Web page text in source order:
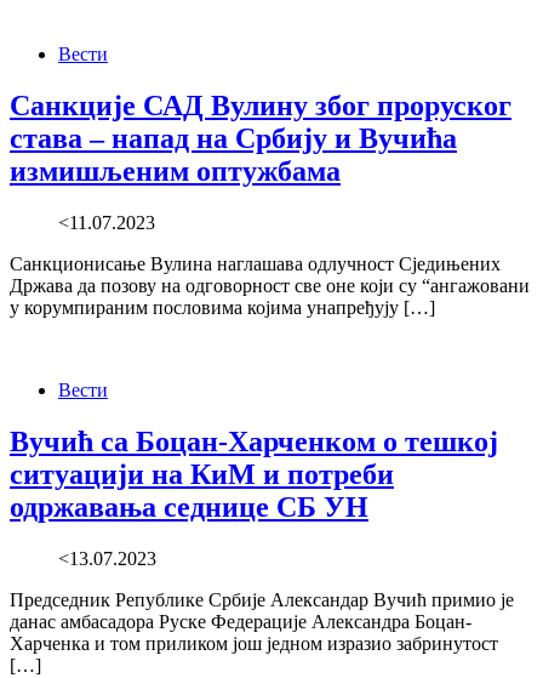
Вести
Санкције САД Вулину због проруског
става – напад на Србију и Вучића
измишљеним оптужбама
<11.07.2023
Санкционисање Вулина наглашава одлучност Сједињених
Држава да позову на одговорност све оне који су “ангажовани
у корумпираним пословима којима унапређују […]
Вести
Вучић са Боцан-Харченком о тешкој
ситуацији на КиМ и потреби
одржавања седнице СБ УН
<13.07.2023
Председник Републике Србије Александар Вучић примио је
данас амбасадора Руске Федерације Александра Боцан-
Харченка и том приликом још једном изразио забринутост
[…]